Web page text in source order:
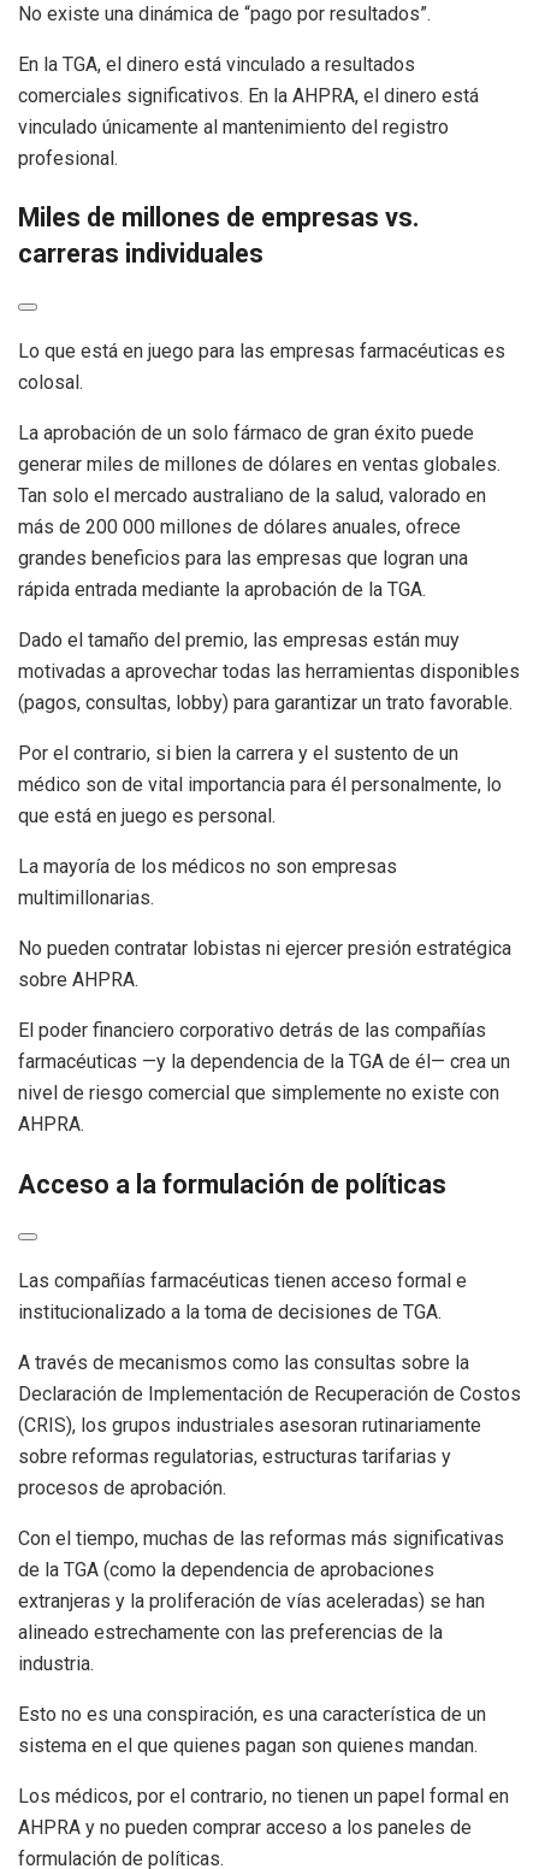
No existe una dinámica de “pago por resultados”.
En la TGA, el dinero está vinculado a resultados
comerciales significativos. En la AHPRA, el dinero está
vinculado únicamente al mantenimiento del registro
profesional.
Miles de millones de empresas vs.
carreras individuales
Lo que está en juego para las empresas farmacéuticas es
colosal.
La aprobación de un solo fármaco de gran éxito puede
generar miles de millones de dólares en ventas globales.
Tan solo el mercado australiano de la salud, valorado en
más de 200 000 millones de dólares anuales, ofrece
grandes beneficios para las empresas que logran una
rápida entrada mediante la aprobación de la TGA.
Dado el tamaño del premio, las empresas están muy
motivadas a aprovechar todas las herramientas disponibles
(pagos, consultas, lobby) para garantizar un trato favorable.
Por el contrario, si bien la carrera y el sustento de un
médico son de vital importancia para él personalmente, lo
que está en juego es personal.
La mayoría de los médicos no son empresas
multimillonarias.
No pueden contratar lobistas ni ejercer presión estratégica
sobre AHPRA.
El poder financiero corporativo detrás de las compañías
farmacéuticas —y la dependencia de la TGA de él— crea un
nivel de riesgo comercial que simplemente no existe con
AHPRA.
Acceso a la formulación de políticas
Las compañías farmacéuticas tienen acceso formal e
institucionalizado a la toma de decisiones de TGA.
A través de mecanismos como las consultas sobre la
Declaración de Implementación de Recuperación de Costos
(CRIS), los grupos industriales asesoran rutinariamente
sobre reformas regulatorias, estructuras tarifarias y
procesos de aprobación.
Con el tiempo, muchas de las reformas más significativas
de la TGA (como la dependencia de aprobaciones
extranjeras y la proliferación de vías aceleradas) se han
alineado estrechamente con las preferencias de la
industria.
Esto no es una conspiración, es una característica de un
sistema en el que quienes pagan son quienes mandan.
Los médicos, por el contrario, no tienen un papel formal en
AHPRA y no pueden comprar acceso a los paneles de
formulación de políticas.